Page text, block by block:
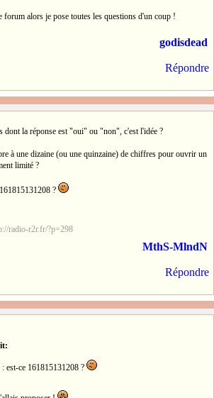
forum alors je pose toutes les questions d'un coup !
godisdead
Répondre
dont la réponse est "oui" ou "non", c'est l'idée ?
à une dizaine (ou une quinzaine) de chiffres pour ouvrir un
limité ?
?
radio-r2r.fr/?p=298
MthS-MlndN
Répondre
est-ce 161815131208 ?